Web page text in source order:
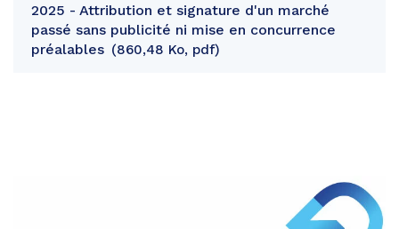
2025 - Attribution et signature d'un marché
passé sans publicité ni mise en concurrence
préalables
860,48 Ko, pdf